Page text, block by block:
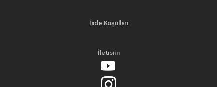
İade Koşulları
İletisim